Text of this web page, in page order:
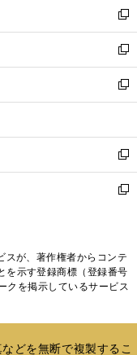
く
で
開
く
ド
ウ
で
開
く
ィ
ン
ド
ウ
で
開
い
ウ
ィ
ン
ド
ウ
開
く
新
し
い
ウ
ィ
ン
ウ
で
開
く
新
し
い
ウ
ン
ド
ウ
で
新
し
ウ
ィ
ン
ド
く
新
し
い
ド
ウ
で
新
ィ
ン
ド
開
スが、著作権者からコンテ
を示す登録商標（登録番号
クを掲示しているサービス
どを無断で複製するこ